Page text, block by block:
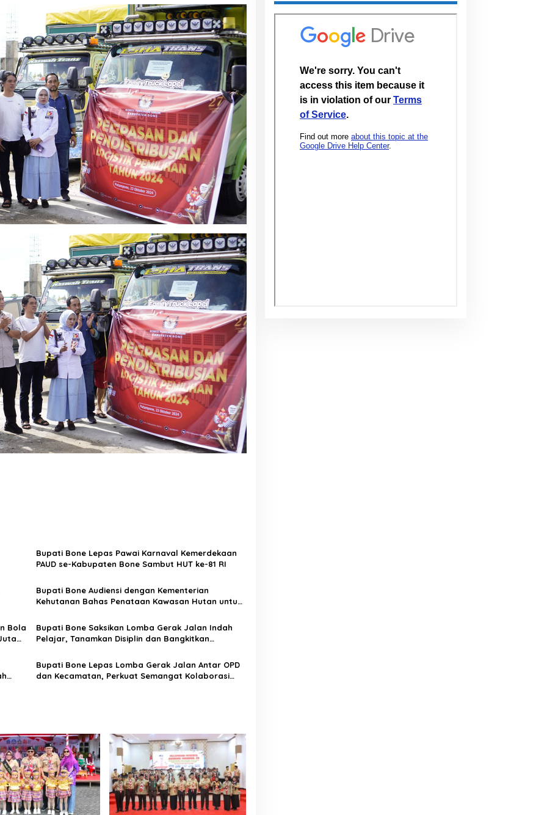
Bupati Bone Lepas Pawai Karnaval Kemerdekaan
PAUD se-Kabupaten Bone Sambut HUT ke-81 RI
Bupati Bone Audiensi dengan Kementerian
Kehutanan Bahas Penataan Kawasan Hutan untuk
Bola
Bupati Bone Saksikan Lomba Gerak Jalan Indah
Pelajar, Tanamkan Disiplin dan Bangkitkan
Bupati Bone Lepas Lomba Gerak Jalan Antar OPD
dan Kecamatan, Perkuat Semangat Kolaborasi